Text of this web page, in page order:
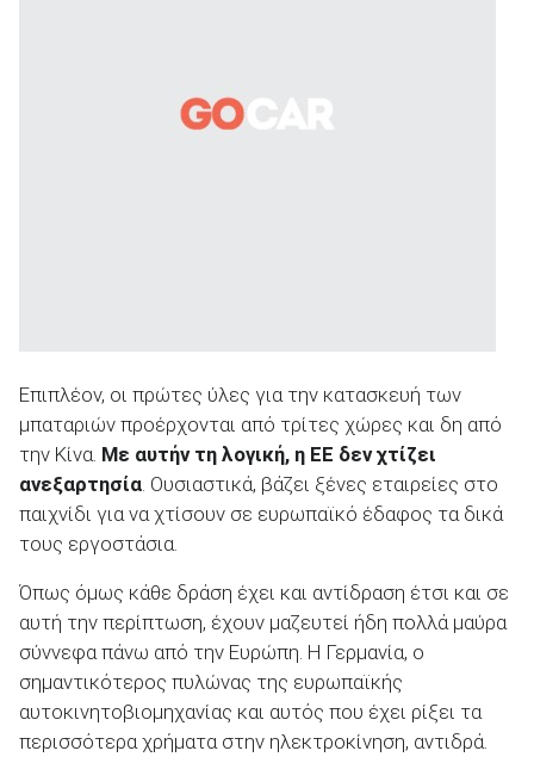
Επιπλέον, οι πρώτες ύλες για την κατασκευή των
μπαταριών προέρχονται από τρίτες χώρες και δη από
την Κίνα. Με αυτήν τη λογική, η ΕΕ δεν χτίζει
ανεξαρτησία . Ουσιαστικά, βάζει ξένες εταιρείες στο
παιχνίδι για να χτίσουν σε ευρωπαϊκό έδαφος τα δικά
τους εργοστάσια.
Όπως όμως κάθε δράση έχει και αντίδραση έτσι και σε
αυτή την περίπτωση, έχουν μαζευτεί ήδη πολλά μαύρα
σύννεφα πάνω από την Ευρώπη. Η Γερμανία, ο
σημαντικότερος πυλώνας της ευρωπαϊκής
αυτοκινητοβιομηχανίας και αυτός που έχει ρίξει τα
περισσότερα χρήματα στην ηλεκτροκίνηση, αντιδρά.